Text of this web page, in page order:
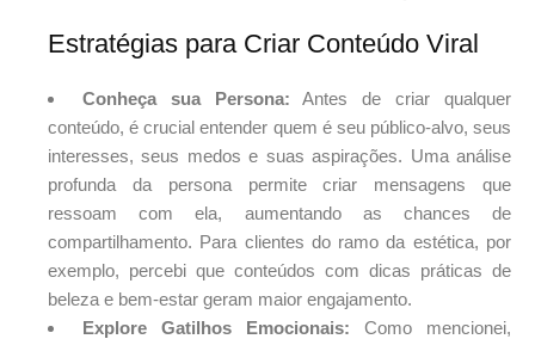
Estratégias para Criar Conteúdo Viral
Conheça sua Persona: Antes de criar qualquer
conteúdo, é crucial entender quem é seu público-alvo, seus
interesses, seus medos e suas aspirações. Uma análise
profunda da persona permite criar mensagens que
ressoam com ela, aumentando as chances de
compartilhamento. Para clientes do ramo da estética, por
exemplo, percebi que conteúdos com dicas práticas de
beleza e bem-estar geram maior engajamento.
Explore Gatilhos Emocionais: Como mencionei,